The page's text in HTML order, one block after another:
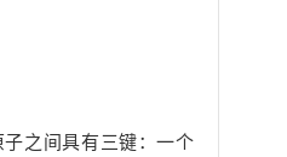
之间具有三键：一个